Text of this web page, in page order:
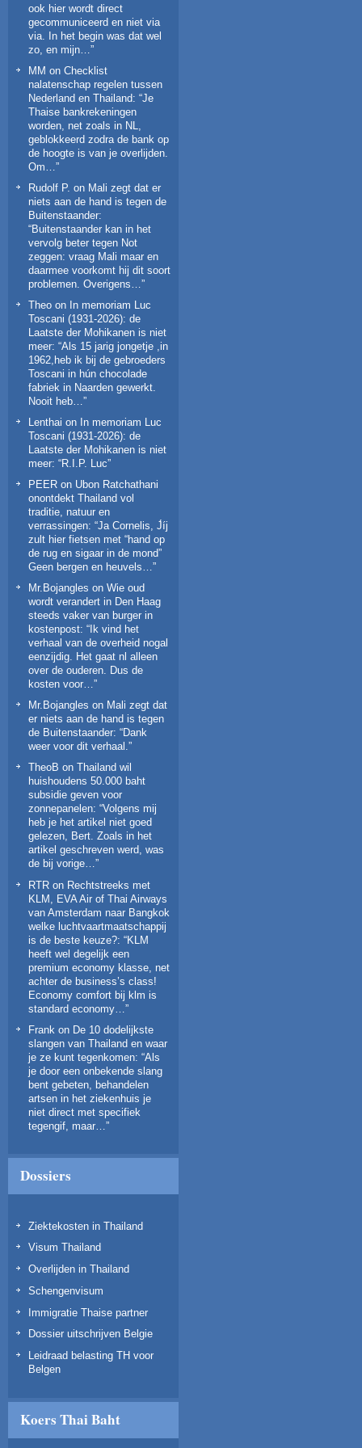
ook hier wordt direct
gecommuniceerd en niet via
via. In het begin was dat wel
zo, en mijn… ”
MM on Checklist
nalatenschap regelen tussen
Nederland en Thailand: “Je
Thaise bankrekeningen
worden, net zoals in NL,
geblokkeerd zodra de bank op
de hoogte is van je overlijden.
Om… ”
Rudolf P. on Mali zegt dat er
niets aan de hand is tegen de
Buitenstaander:
“Buitenstaander kan in het
vervolg beter tegen Not
zeggen: vraag Mali maar en
daarmee voorkomt hij dit soort
problemen. Overigens… ”
Theo on In memoriam Luc
Toscani (1931-2026): de
Laatste der Mohikanen is niet
meer: “Als 15 jarig jongetje ,in
1962,heb ik bij de gebroeders
Toscani in hún chocolade
fabriek in Naarden gewerkt.
Nooit heb… ”
Lenthai on In memoriam Luc
Toscani (1931-2026): de
Laatste der Mohikanen is niet
meer: “R.I.P. Luc”
PEER on Ubon Ratchathani
onontdekt Thailand vol
traditie, natuur en
verrassingen: “Ja Cornelis, J́íj
zult hier fietsen met “hand op
de rug en sigaar in de mond”
Geen bergen en heuvels…”
Mr.Bojangles on Wie oud
wordt verandert in Den Haag
steeds vaker van burger in
kostenpost: “ Ik vind het
verhaal van de overheid nogal
eenzijdig. Het gaat nl alleen
over de ouderen. Dus de
kosten voor…”
Mr.Bojangles on Mali zegt dat
er niets aan de hand is tegen
de Buitenstaander: “Dank
weer voor dit verhaal.”
TheoB on Thailand wil
huishoudens 50.000 baht
subsidie geven voor
zonnepanelen: “Volgens mij
heb je het artikel niet goed
gelezen, Bert. Zoals in het
artikel geschreven werd, was
de bij vorige…”
RTR on Rechtstreeks met
KLM, EVA Air of Thai Airways
van Amsterdam naar Bangkok
welke luchtvaartmaatschappij
is de beste keuze?: “KLM
heeft wel degelijk een
premium economy klasse, net
achter de business’s class!
Economy comfort bij klm is
standard economy… ”
Frank on De 10 dodelijkste
slangen van Thailand en waar
je ze kunt tegenkomen: “Als
je door een onbekende slang
bent gebeten, behandelen
artsen in het ziekenhuis je
niet direct met specifiek
tegengif, maar… ”
Dossiers
Ziektekosten in Thailand
Visum Thailand
Overlijden in Thailand
Schengenvisum
Immigratie Thaise partner
Dossier uitschrijven Belgie
Leidraad belasting TH voor
Belgen
Koers Thai Baht